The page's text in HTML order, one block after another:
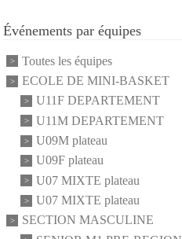
Événements par équipes
Toutes les équipes
ECOLE DE MINI-BASKET
U11F DEPARTEMENT
U11M DEPARTEMENT
U09M plateau
U09F plateau
U07 MIXTE plateau
U07 MIXTE plateau
SECTION MASCULINE